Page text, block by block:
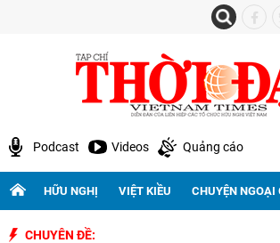
Podcast Videos Quảng cáo
HỮU NGHỊ VIỆT KIỀU CHUYỆN NGOẠI
CHUYÊN ĐỀ: